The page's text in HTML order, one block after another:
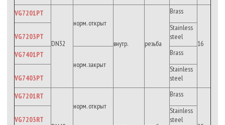
VG7201PT
DN32
норм. открыт
внутр. резьба
Brass
16
VG7203PT
Stainless
steel
VG7401PT
норм. закрыт
Brass
VG7403PT
Stainless
steel
VG7201RT
норм. открыт
Brass
VG7203RT
Stainless
steel